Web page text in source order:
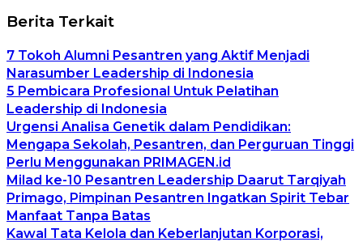
Berita Terkait
7 Tokoh Alumni Pesantren yang Aktif Menjadi
Narasumber Leadership di Indonesia
5 Pembicara Profesional Untuk Pelatihan
Leadership di Indonesia
Urgensi Analisa Genetik dalam Pendidikan:
Mengapa Sekolah, Pesantren, dan Perguruan Tinggi
Perlu Menggunakan PRIMAGEN.id
Milad ke-10 Pesantren Leadership Daarut Tarqiyah
Primago, Pimpinan Pesantren Ingatkan Spirit Tebar
Manfaat Tanpa Batas
Kawal Tata Kelola dan Keberlanjutan Korporasi,